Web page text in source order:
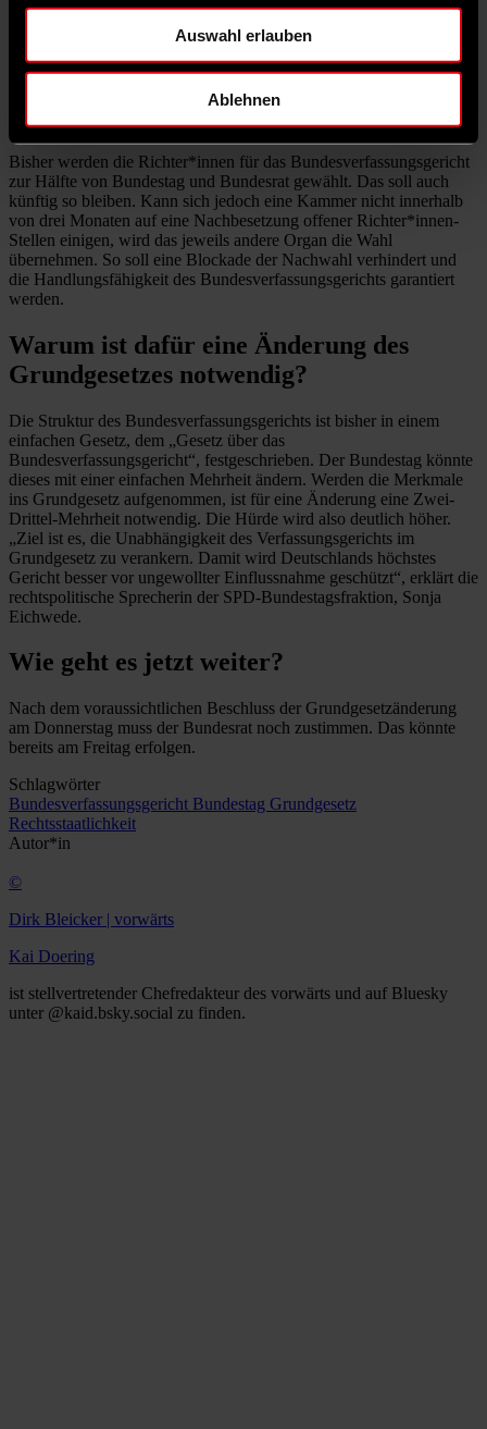
Auswahl erlauben
Ablehnen
Neuwahl von Richter*innen zu verhindern.
„Einzelwahlmechanismus“?
Bisher werden die Richter*innen für das Bundesverfassungsgericht
zur Hälfte von Bundestag und Bundesrat gewählt. Das soll auch
künftig so bleiben. Kann sich jedoch eine Kammer nicht innerhalb
von drei Monaten auf eine Nachbesetzung offener Richter*innen-
Stellen einigen, wird das jeweils andere Organ die Wahl
übernehmen. So soll eine Blockade der Nachwahl verhindert und
die Handlungsfähigkeit des Bundesverfassungsgerichts garantiert
werden.
Warum ist dafür eine Änderung des
Grundgesetzes notwendig?
Die Struktur des Bundesverfassungsgerichts ist bisher in einem
einfachen Gesetz, dem „Gesetz über das
Bundesverfassungsgericht“, festgeschrieben. Der Bundestag könnte
dieses mit einer einfachen Mehrheit ändern. Werden die Merkmale
ins Grundgesetz aufgenommen, ist für eine Änderung eine Zwei-
Drittel-Mehrheit notwendig. Die Hürde wird also deutlich höher.
„Ziel ist es, die Unabhängigkeit des Verfassungsgerichts im
Grundgesetz zu verankern. Damit wird Deutschlands höchstes
Gericht besser vor ungewollter Einflussnahme geschützt“, erklärt die
rechtspolitische Sprecherin der SPD-Bundestagsfraktion, Sonja
Eichwede.
Wie geht es jetzt weiter?
Nach dem voraussichtlichen Beschluss der Grundgesetzänderung
am Donnerstag muss der Bundesrat noch zustimmen. Das könnte
bereits am Freitag erfolgen.
Schlagwörter
Bundesverfassungsgericht Bundestag Grundgesetz
Rechtsstaatlichkeit
Autor*in
©
Dirk Bleicker | vorwärts
Kai Doering
ist stellvertretender Chefredakteur des vorwärts und auf Bluesky
unter @kaid.bsky.social zu finden.